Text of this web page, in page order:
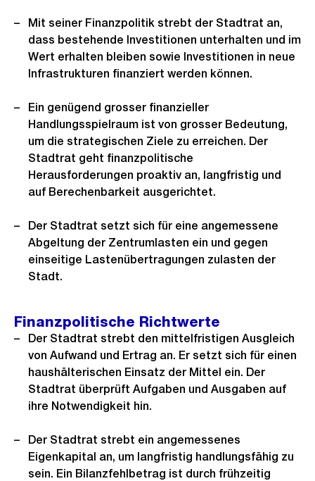
Mit seiner Finanzpolitik strebt der Stadtrat an,
dass bestehende Investitionen unterhalten und im
Wert erhalten bleiben sowie Investitionen in neue
Infrastrukturen finanziert werden können.
Ein genügend grosser finanzieller
Handlungsspielraum ist von grosser Bedeutung,
um die strategischen Ziele zu erreichen. Der
Stadtrat geht finanzpolitische
Herausforderungen proaktiv an, langfristig und
auf Berechenbarkeit ausgerichtet.
Der Stadtrat setzt sich für eine angemessene
Abgeltung der Zentrumlasten ein und gegen
einseitige Lastenübertragungen zulasten der
Stadt.
Finanzpolitische Richtwerte
Der Stadtrat strebt den mittelfristigen Ausgleich
von Aufwand und Ertrag an. Er setzt sich für einen
haushälterischen Einsatz der Mittel ein. Der
Stadtrat überprüft Aufgaben und Ausgaben auf
ihre Notwendigkeit hin.
Der Stadtrat strebt ein angemessenes
Eigenkapital an, um langfristig handlungsfähig zu
sein. Ein Bilanzfehlbetrag ist durch frühzeitig